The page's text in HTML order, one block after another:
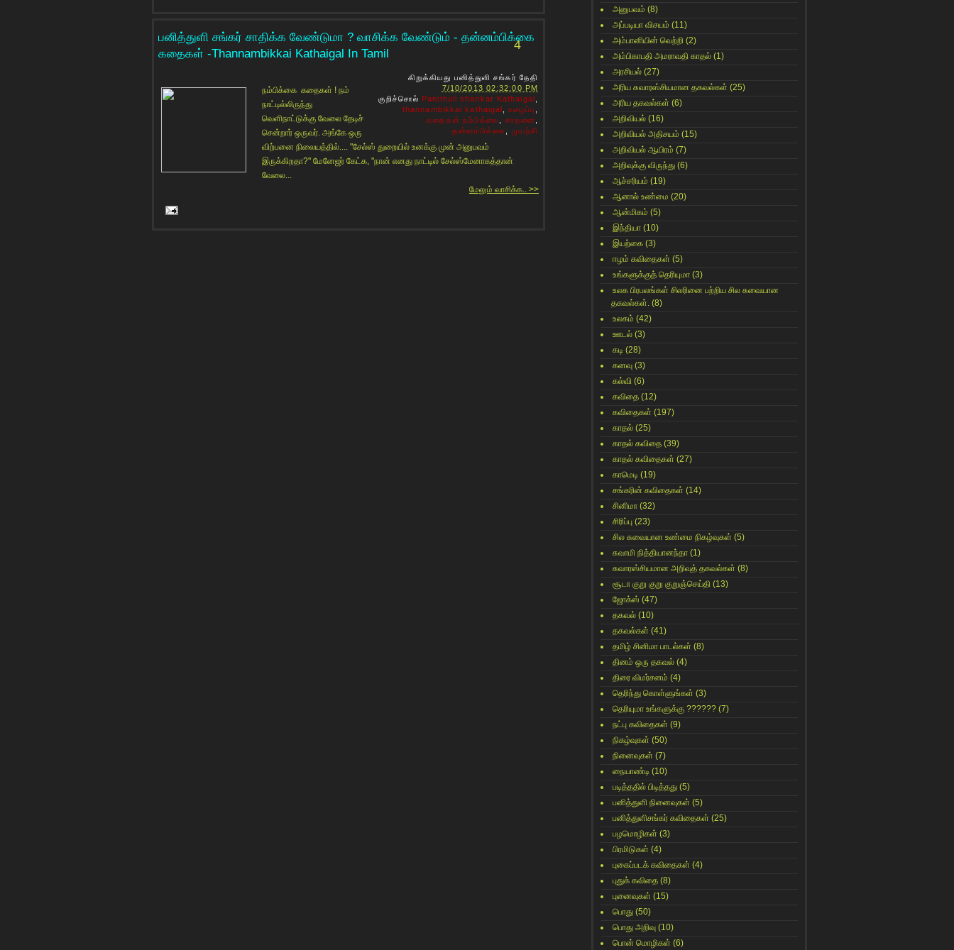
பனித்துளி சங்கர் சாதிக்க வேண்டுமா ? வாசிக்க வேண்டும் - தன்னம்பிக்கை
கதைகள் -Thannambikkai Kathaigal In Tamil
4
கிறுக்கியது பனித்துளி சங்கர் தேதி
7/10/2013 02:32:00 PM
குறிச்சொல் Panithuli shankar Kathaigal
thannambikkai kathaigal
,உழைப்பு
கதைகள் நம்பிக்கை
சாதனை
தன்னம்பிக்கை
முயற்சி
நம்பிக்கை கதைகள் ! நம்
நாட்டில்லிருந்து
வெளிநாட்டுக்கு வேலை தேடிச்
சென்றார் ஒருவர். அங்கே ஒரு
விற்பனை நிலையத்தில்.... "சேல்ஸ் துறையில் உனக்கு முன் அனுபவம்
இருக்கிறதா?" மேனேஜர் கேட்க, "நான் எனது நாட்டில் சேல்ஸ்மேனாகத்தான்
வேலை...
மேலும் வாசிக்க.. >>
அனுபவம் (8)
அப்படியா விசயம் (11)
அம்பானியின் வெற்றி (2)
அம்பிகாபதி அமராவதி காதல் (1)
அரசியல் (27)
அரிய சுவாரஸ்சியமான தகவல்கள் (25)
அரிய தகவல்கள் (6)
அறிவியல் (16)
அறிவியல் அதிசயம் (15)
அறிவியல் ஆயிரம் (7)
அறிவுக்கு விருந்து (6)
ஆச்சரியம் (19)
ஆனால் உண்மை (20)
ஆன்மிகம் (5)
இந்தியா (10)
இயற்கை (3)
ஈழம் கவிதைகள் (5)
உங்களுக்குத் தெரியுமா (3)
உலக பிரபலங்கள் சிலரினை பற்றிய சில சுவையான
தகவல்கள். (8)
உலகம் (42)
ஊடல் (3)
கடி (28)
கனவு (3)
கல்வி (6)
கவிதை (12)
கவிதைகள் (197)
காதல் (25)
காதல் கவிதை (39)
காதல் கவிதைகள் (27)
காமெடி (19)
சங்கரின் கவிதைகள் (14)
சினிமா (32)
சிரிப்பு (23)
சில சுவையான உண்மை நிகழ்வுகள் (5)
சுவாமி நித்தியானந்தா (1)
சுவாரஸ்சியமான அறிவுத் தகவல்கள் (8)
சூடா குறு குறு குறுஞ்செய்தி (13)
ஜோக்ஸ் (47)
தகவல் (10)
தகவல்கள் (41)
தமிழ் சினிமா பாடல்கள் (8)
தினம் ஒரு தகவல் (4)
திரை விமர்சனம் (4)
தெரிந்து கொள்ளுங்கள் (3)
தெரியுமா உங்களுக்கு ?????? (7)
நட்பு கவிதைகள் (9)
நிகழ்வுகள் (50)
நினைவுகள் (7)
நையாண்டி (10)
படித்ததில் பிடித்தது (5)
பனித்துளி நினைவுகள் (5)
பனித்துளிசங்கர் கவிதைகள் (25)
பழமொழிகள் (3)
பிரமிடுகள் (4)
புகைப்படக் கவிதைகள் (4)
புதுக் கவிதை (8)
புனைவுகள் (15)
பொது (50)
பொது அறிவு (10)
பொன் மொழிகள் (6)